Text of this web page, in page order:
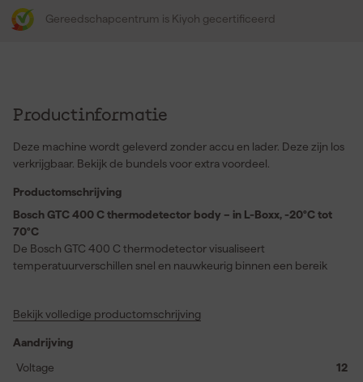
Gereedschapcentrum is Kiyoh gecertificeerd
Productinformatie
Deze machine wordt geleverd zonder accu en lader. Deze zijn los
verkrijgbaar. Bekijk de bundels voor extra voordeel.
Productomschrijving
Bosch GTC 400 C thermodetector body – in L-Boxx, -20°C tot
70°C
De Bosch GTC 400 C thermodetector visualiseert
temperatuurverschillen snel en nauwkeurig binnen een bereik
gelegd, waardoor je probleemloos precies ziet waar zich
direct via de Bosch ThermalOn-app, wat snelle documentatie
mogelijk maakt. Door het Dual Power System gebruik je de
Bekijk volledige productomschrijving
Aandrijving
Voltage
12